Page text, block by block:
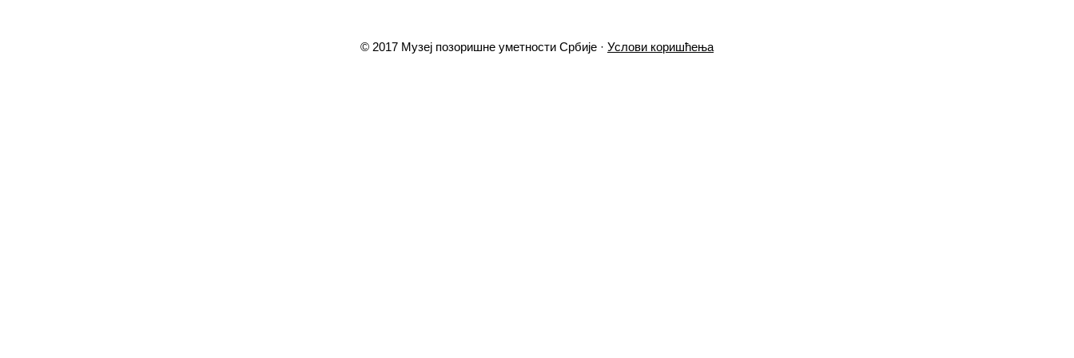
© 2017 Музеј позоришне уметности Србије · Услови коришћења